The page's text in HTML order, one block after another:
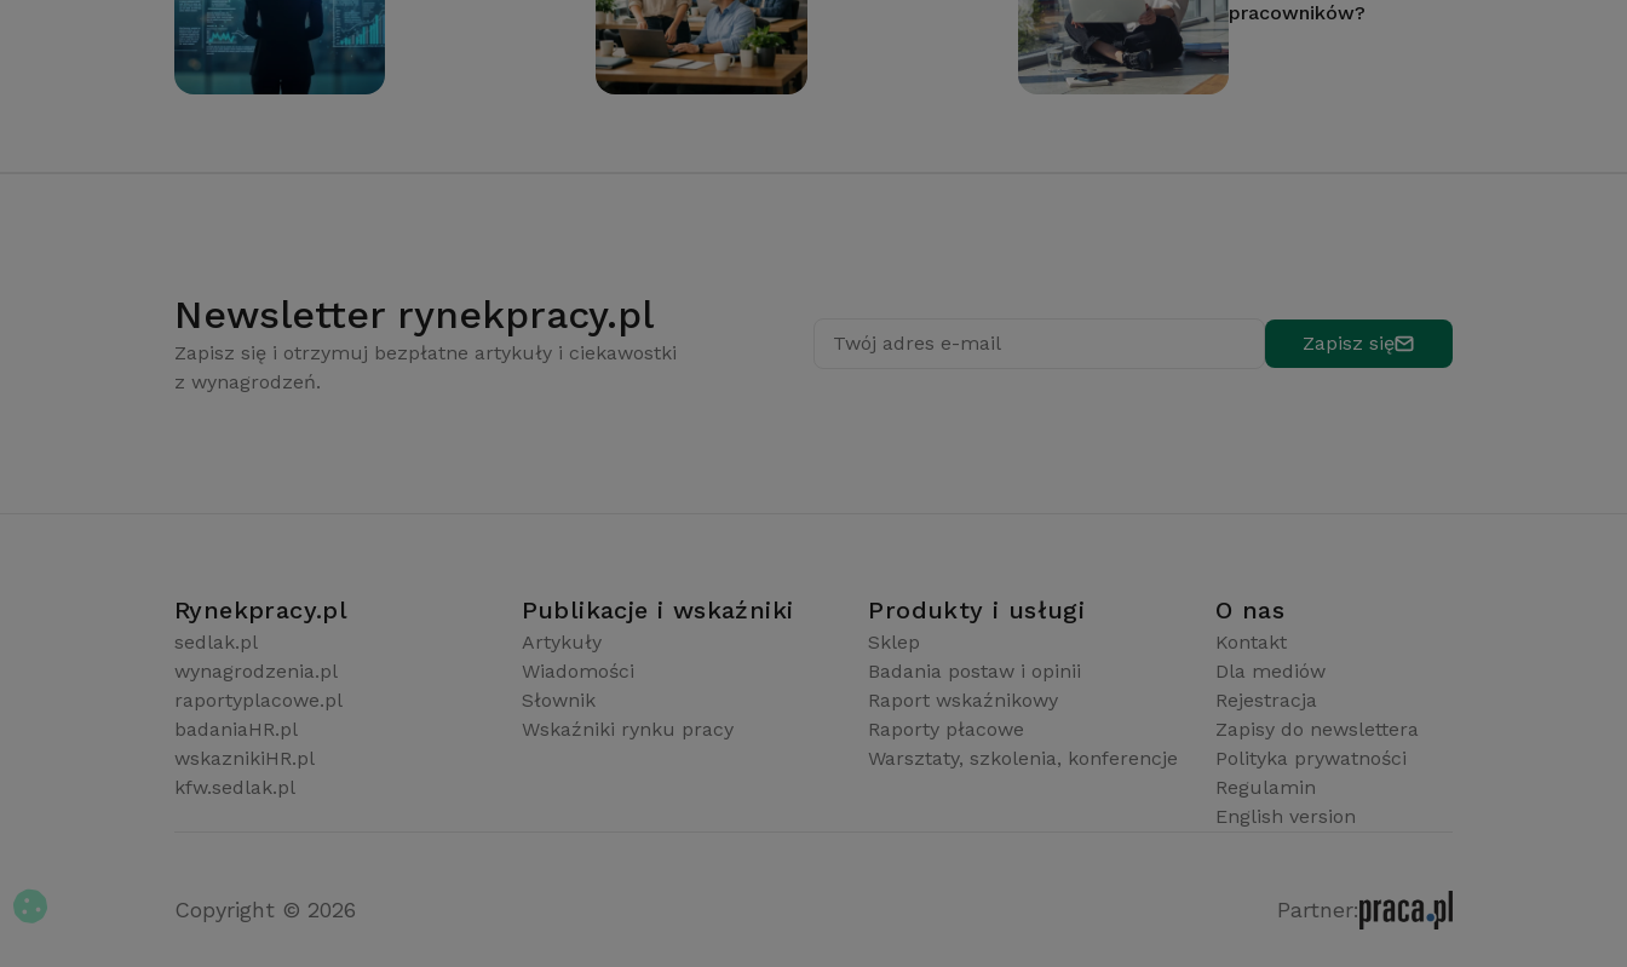
pracowników?
Newsletter rynekpracy.pl
Zapisz się i otrzymuj bezpłatne artykuły i ciekawostki
z wynagrodzeń.
Twój adres e-mail Zapisz się
Rynekpracy.pl
sedlak.pl
wynagrodzenia.pl
raportyplacowe.pl
badaniaHR.pl
wskaznikiHR.pl
kfw.sedlak.pl
Publikacje i wskaźniki
Artykuły
Wiadomości
Słownik
Wskaźniki rynku pracy
Produkty i usługi
Sklep
Badania postaw i opinii
Raport wskaźnikowy
Raporty płacowe
Warsztaty, szkolenia, konferencje
O nas
Kontakt
Dla mediów
Rejestracja
Zapisy do newslettera
Polityka prywatności
Regulamin
English version
Copyright © 2026 Partner: